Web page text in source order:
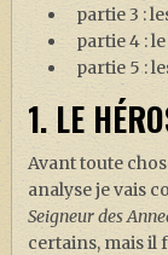
partie 3 :
partie 4 :
partie 5 :
1. LE
Avant toute
analyse je vais
Seigneur des
certains, mais il